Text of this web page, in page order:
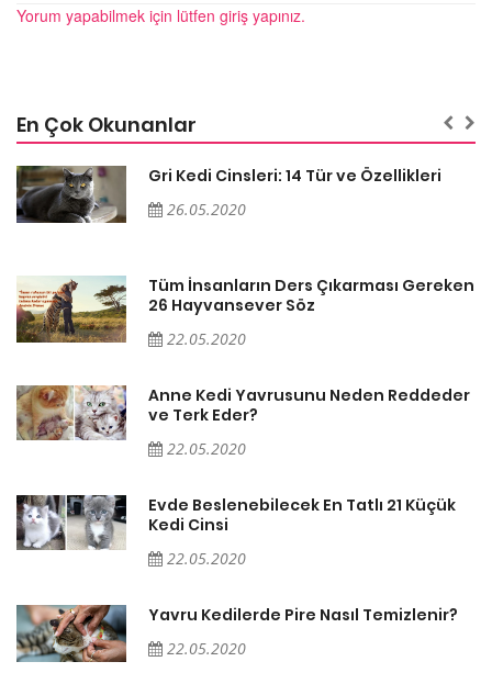
Yorum yapabilmek için lütfen giriş yapınız.
En Çok Okunanlar
Gri Kedi Cinsleri: 14 Tür ve Özellikleri
26.05.2020
Tüm İnsanların Ders Çıkarması Gereken
26 Hayvansever Söz
22.05.2020
Anne Kedi Yavrusunu Neden Reddeder
ve Terk Eder?
22.05.2020
Evde Beslenebilecek En Tatlı 21 Küçük
Kedi Cinsi
22.05.2020
Yavru Kedilerde Pire Nasıl Temizlenir?
22.05.2020